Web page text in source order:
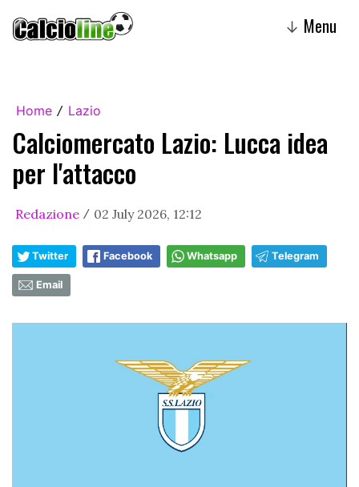
↓ Menu
Home / Lazio
Calciomercato Lazio: Lucca idea
per l'attacco
Redazione / 02 July 2026, 12:12
Twitter Facebook Whatsapp Telegram
Email